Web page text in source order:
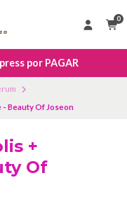
0
por PAGAR
- Beauty Of Joseon
+
Of